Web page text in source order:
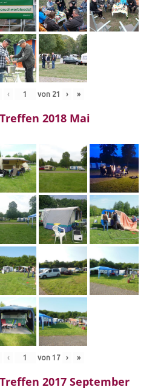
‹ von 21 › »
2018 Mai
‹ von 17 › »
2017 September